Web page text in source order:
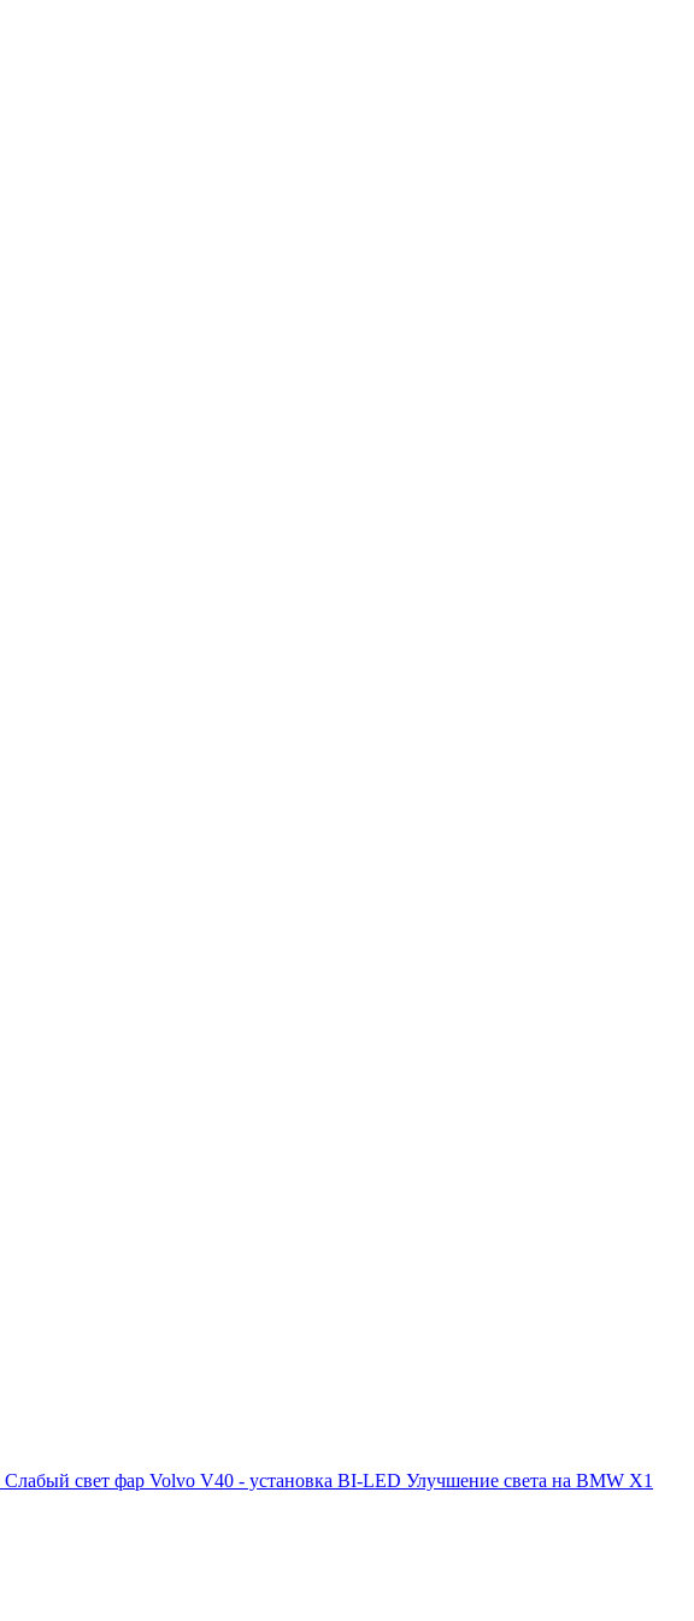
Слабый свет фар Volvo V40 - установка BI-LED Улучшение света на BMW X1